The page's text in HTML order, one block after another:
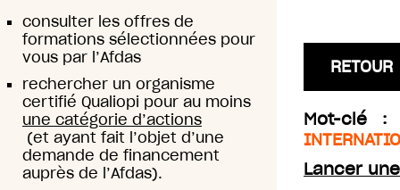
consulter les offres de
formations sélectionnées pour
vous par l’Afdas
rechercher un organisme
certifié Qualiopi pour au moins
une catégorie d’actions
(et ayant fait l’objet d’une
demande de financement
auprès de l’Afdas).
RETOUR
Mot-clé
Lancer